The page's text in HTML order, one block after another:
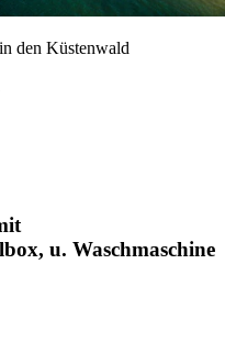
u. Waschmaschine